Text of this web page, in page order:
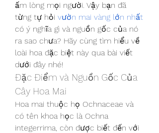
ấm lòng mọi người. Vậy bạn đã
từng tự hỏi vườn mai vàng lớn nhất
có ý nghĩa gì và nguồn gốc của nó
ra sao chưa? Hãy cùng tìm hiểu về
loài hoa đặc biệt này qua bài viết
dưới đây nhé!
Đặc Điểm và Nguồn Gốc Của
Cây Hoa Mai
Hoa mai thuộc họ Ochnaceae và
có tên khoa học là Ochna
integerrima, còn được biết đến với